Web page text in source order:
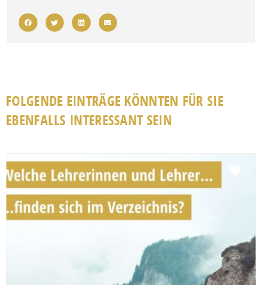
FOLGENDE EINTRÄGE KÖNNTEN FÜR SIE
EBENFALLS INTERESSANT SEIN